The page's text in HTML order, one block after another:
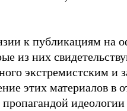
к публикациям на
из них
экстремистским
этих материалов в